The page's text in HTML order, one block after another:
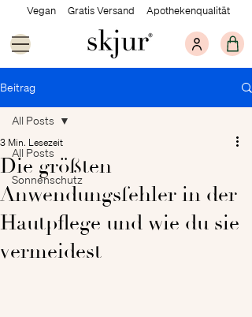
Vegan Gratis Versand Apothekenqualität
Beitrag
All Posts
Sonnenschutz
All Posts
Die größten
Anwendungsfehler in der
Hautpflege und wie du sie
vermeidest
3 Min. Lesezeit